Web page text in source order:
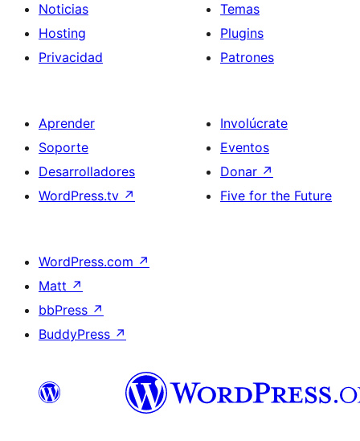
Noticias
Hosting
Privacidad
Temas
Plugins
Patrones
Aprender
Soporte
Desarrolladores
WordPress.tv ↗
Involúcrate
Eventos
Donar ↗
Five for the Future
WordPress.com ↗
Matt ↗
bbPress ↗
BuddyPress ↗